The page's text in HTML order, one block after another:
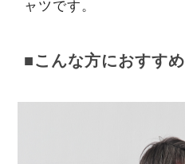
ャツです。
■こんな方におすすめ